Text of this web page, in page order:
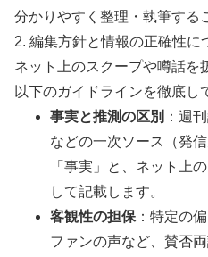
分かりやすく整理・執筆する
2. 編集方針と情報の正確性に
ネット上のスクープや噂話を
以下のガイドラインを徹底し
事実と推測の区別 ：週
などの一次ソース（発
「事実」と、ネット上
して記載します。
客観性の担保 ：特定の
ファンの声など、賛否